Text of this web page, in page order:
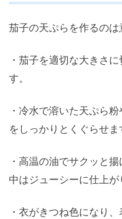
茄子の天ぷらを作るのは
・茄子を適切な大きさ
す。
・冷水で溶いた天ぷら
をしっかりとくぐらせま
・高温の油でサクッと
中はジューシーに仕上が
・衣がきつね色になり